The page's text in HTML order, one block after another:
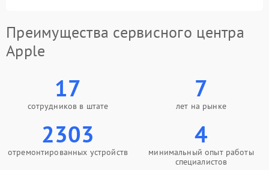
Преимущества сервисного центра
Apple
17
сотрудников в штате
7
лет на рынке
2303
отремонтированных устройств
4
минимальный опыт работы
специалистов